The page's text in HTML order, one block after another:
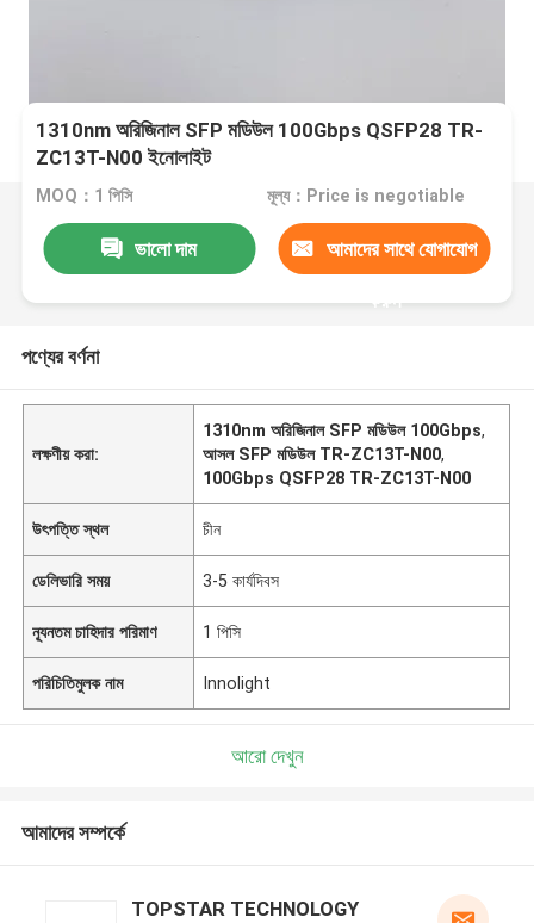
1310nm অরিজিনাল SFP মডিউল 100Gbps QSFP28 TR-
ZC13T-N00 ইনোলাইট
MOQ：1 পিসি মূল্য：Price is negotiable
ভালো দাম আমাদের সাথে যোগাযোগ
করুন
পণ্যের বর্ণনা
লক্ষণীয় করা:
1310nm অরিজিনাল SFP মডিউল 100Gbps,
আসল SFP মডিউল TR-ZC13T-N00,
100Gbps QSFP28 TR-ZC13T-N00
উৎপত্তি স্থল চীন
ডেলিভারি সময় 3-5 কার্যদিবস
ন্যূনতম চাহিদার পরিমাণ 1 পিসি
পরিচিতিমুলক নাম Innolight
আরো দেখুন
আমাদের সম্পর্কে
TOPSTAR TECHNOLOGY